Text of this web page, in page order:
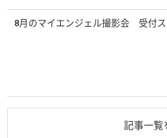
8月のマイエンジェル撮影会 受付
記事一覧